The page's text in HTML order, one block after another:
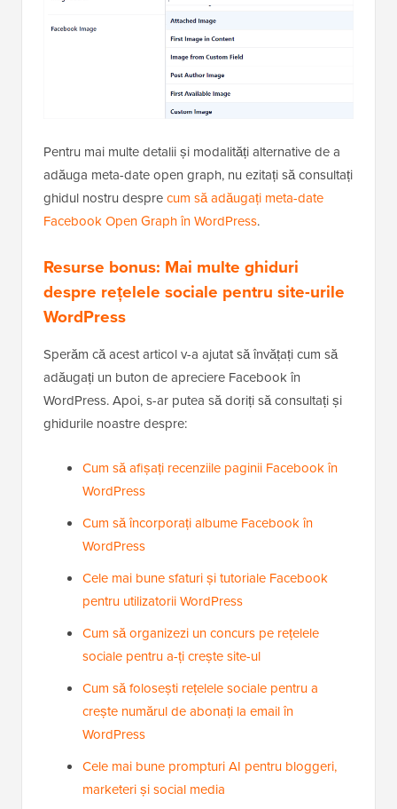
Pentru mai multe detalii și modalități alternative de a
adăuga meta-date open graph, nu ezitați să consultați
ghidul nostru desprecum să adăugați meta-date
Facebook Open Graph în WordPress.
Resurse bonus: Mai multe ghiduri
despre rețelele sociale pentru site-urile
WordPress
Sperăm că acest articol v-a ajutat să învățați cum să
adăugați un buton de apreciere Facebook în
WordPress. Apoi, s-ar putea să doriți să consultați și
ghidurile noastre despre:
Cum să afișați recenziile paginii Facebook în
WordPress
Cum să încorporați albume Facebook în
WordPress
Cele mai bune sfaturi și tutoriale Facebook
pentru utilizatorii WordPress
Cum să organizezi un concurs pe rețelele
sociale pentru a-ți crește site-ul
Cum să folosești rețelele sociale pentru a
crește numărul de abonați la email în
WordPress
Cele mai bune prompturi AI pentru bloggeri,
marketeri și social media